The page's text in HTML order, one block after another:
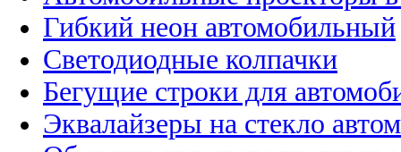
Гибкий неон автомобильный
Светодиодные колпачки
Бегущие строки для
Эквалайзеры на стекло